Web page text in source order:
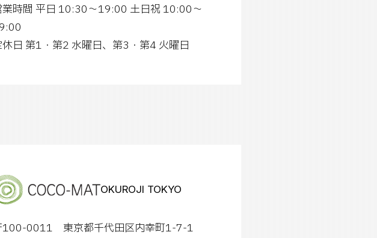
時間 平日 10:30～19:00 土日祝 10:00～
休日 第1・第2 水曜日、第3・第4 火曜日
OKUROJI TOKYO
100-0011 東京都千代田区内幸町1-7-1